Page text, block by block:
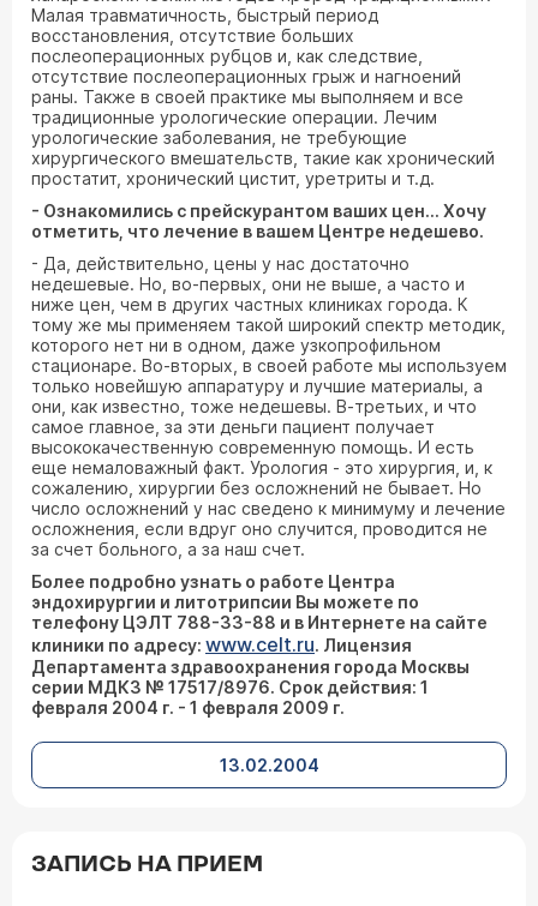
Малая травматичность, быстрый период
восстановления, отсутствие больших
послеоперационных рубцов и, как следствие,
отсутствие послеоперационных грыж и нагноений
раны. Также в своей практике мы выполняем и все
традиционные урологические операции. Лечим
урологические заболевания, не требующие
хирургического вмешательств, такие как хронический
простатит, хронический цистит, уретриты и т.д.
- Ознакомились с прейскурантом ваших цен... Хочу
отметить, что лечение в вашем Центре недешево.
- Да, действительно, цены у нас достаточно
недешевые. Но, во-первых, они не выше, а часто и
ниже цен, чем в других частных клиниках города. К
тому же мы применяем такой широкий спектр методик,
которого нет ни в одном, даже узкопрофильном
стационаре. Во-вторых, в своей работе мы используем
только новейшую аппаратуру и лучшие материалы, а
они, как известно, тоже недешевы. В-третьих, и что
самое главное, за эти деньги пациент получает
высококачественную современную помощь. И есть
еще немаловажный факт. Урология - это хирургия, и, к
сожалению, хирургии без осложнений не бывает. Но
число осложнений у нас сведено к минимуму и лечение
осложнения, если вдруг оно случится, проводится не
за счет больного, а за наш счет.
Более подробно узнать о работе Центра
эндохирургии и литотрипсии Вы можете по
телефону ЦЭЛТ 788-33-88 и в Интернете на сайте
клиники по адресу: www.celt.ru. Лицензия
Департамента здравоохранения города Москвы
серии МДКЗ № 17517/8976. Срок действия: 1
февраля 2004 г. - 1 февраля 2009 г.
13.02.2004
ЗАПИСЬ НА ПРИЕМ